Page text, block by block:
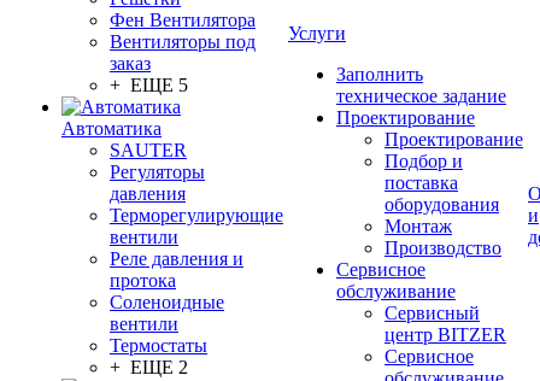
Фен Вентилятора
Вентиляторы под
заказ
+ ЕЩЕ 5
Автоматика
SAUTER
Регуляторы
давления
Терморегулирующие
вентили
Реле давления и
протока
Соленоидные
вентили
Термостаты
+ ЕЩЕ 2
Услуги
Заполнить
техническое задание
Проектирование
Проектирование
Подбор и
поставка
оборудования
Монтаж
Производство
Сервисное
обслуживание
Сервисный
центр BITZER
Сервисное
и